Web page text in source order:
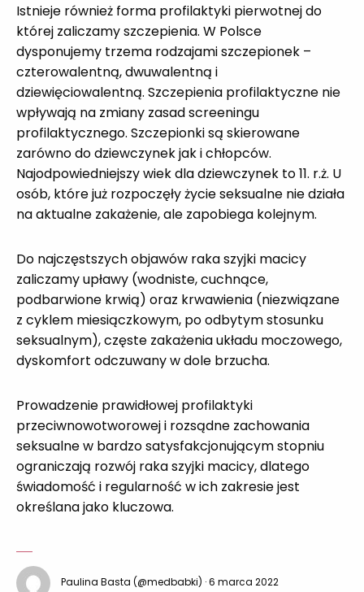
Istnieje również forma profilaktyki pierwotnej do
której zaliczamy szczepienia. W Polsce
dysponujemy trzema rodzajami szczepionek –
czterowalentną, dwuwalentną i
dziewięciowalentną. Szczepienia profilaktyczne nie
wpływają na zmiany zasad screeningu
profilaktycznego. Szczepionki są skierowane
zarówno do dziewczynek jak i chłopców.
Najodpowiedniejszy wiek dla dziewczynek to 11. r.ż. U
osób, które już rozpoczęły życie seksualne nie działa
na aktualne zakażenie, ale zapobiega kolejnym.
Do najczęstszych objawów raka szyjki macicy
zaliczamy upławy (wodniste, cuchnące,
podbarwione krwią) oraz krwawienia (niezwiązane
z cyklem miesiączkowym, po odbytym stosunku
seksualnym), częste zakażenia układu moczowego,
dyskomfort odczuwany w dole brzucha.
Prowadzenie prawidłowej profilaktyki
przeciwnowotworowej i rozsądne zachowania
seksualne w bardzo satysfakcjonującym stopniu
ograniczają rozwój raka szyjki macicy, dlatego
świadomość i regularność w ich zakresie jest
określana jako kluczowa.
Paulina Basta (@medbabki) · 6 marca 2022